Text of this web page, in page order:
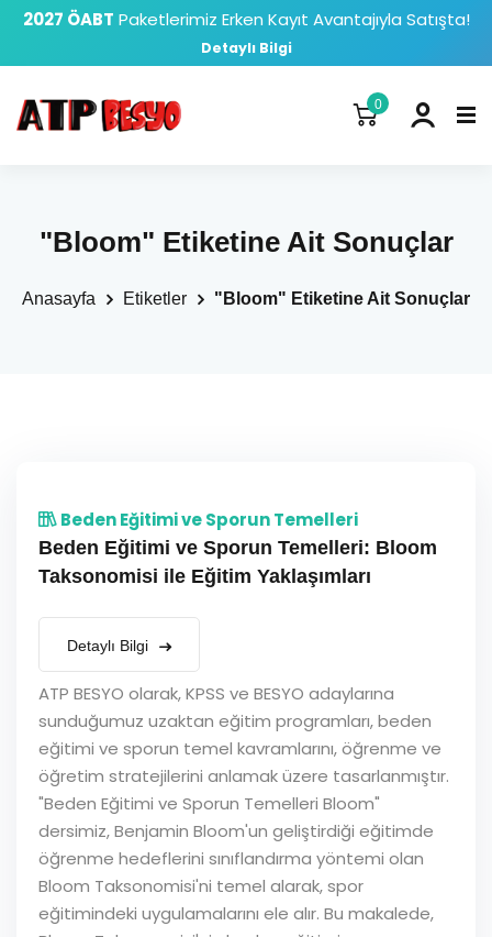
2027 ÖABT Paketlerimiz Erken Kayıt Avantajıyla Satışta!
Detaylı Bilgi
0
"Bloom" Etiketine Ait Sonuçlar
Anasayfa Etiketler "Bloom" Etiketine Ait Sonuçlar
Beden Eğitimi ve Sporun Temelleri
Beden Eğitimi ve Sporun Temelleri: Bloom
Taksonomisi ile Eğitim Yaklaşımları
Detaylı Bilgi
ATP BESYO olarak, KPSS ve BESYO adaylarına
sunduğumuz uzaktan eğitim programları, beden
eğitimi ve sporun temel kavramlarını, öğrenme ve
öğretim stratejilerini anlamak üzere tasarlanmıştır.
"Beden Eğitimi ve Sporun Temelleri Bloom"
dersimiz, Benjamin Bloom'un geliştirdiği eğitimde
öğrenme hedeflerini sınıflandırma yöntemi olan
Bloom Taksonomisi'ni temel alarak, spor
eğitimindeki uygulamalarını ele alır. Bu makalede,